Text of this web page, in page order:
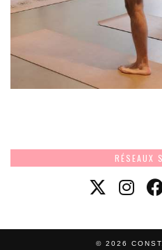
RÉSEAUX
© 2026